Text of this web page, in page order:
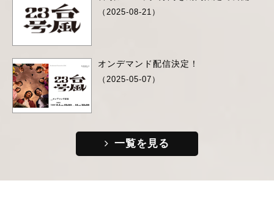
（2025-08-21）
オンデマンド配信決定！
（2025-05-07）
一覧を見る